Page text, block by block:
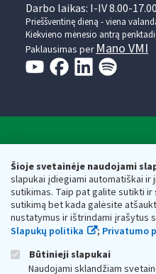
Šioje svetainėje naudojami
slapukai įdiegiami automatiškai ir
sutikimas. Taip pat galite sutikti ir
sutikimą bet kada galėsite
nustatymus ir ištrindami įrašytus
Slapukų politika
; Privatumo
Būtinieji slapukai
Naudojami sklandžiam
Darbo laikas: I-IV 8.00-
Prieššventinę dieną - viena
Kiekvieno mėnesio antrą
Paklausimas per Mano VMI
Respublikos finansų
Biudžetinė įstaiga. Juridinio
adresas: Vasario 16-osios g. 14,
vmi@vmi.lt, E. pristatymo dėžutės
Duomenys apie Valstybinę
Respublikos finansų ministerijos